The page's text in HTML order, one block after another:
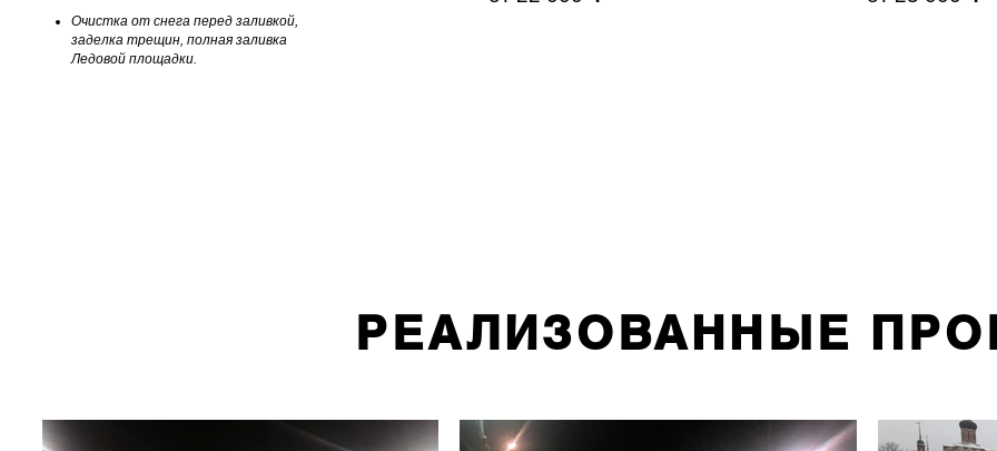
Очистка от снега перед заливкой,
заделка трещин, полная заливка
Ледовой площадки.
РЕАЛИЗОВАННЫЕ